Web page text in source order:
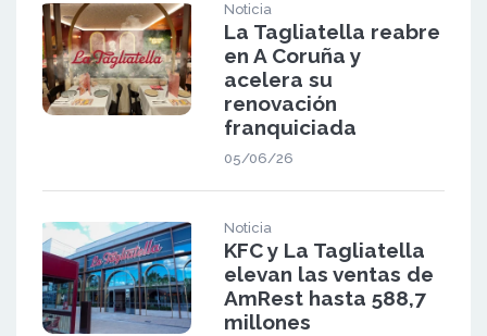
Noticia
La Tagliatella reabre
en A Coruña y
acelera su
renovación
franquiciada
05/06/26
Noticia
KFC y La Tagliatella
elevan las ventas de
AmRest hasta 588,7
millones